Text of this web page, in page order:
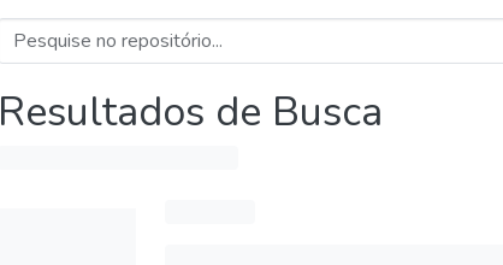
Resultados de Busca